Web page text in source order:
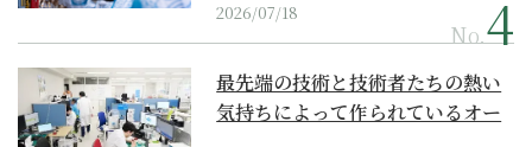
2026/07/18
No.
最先端の技術と技術者たちの熱い
気持ちによって作られているオー